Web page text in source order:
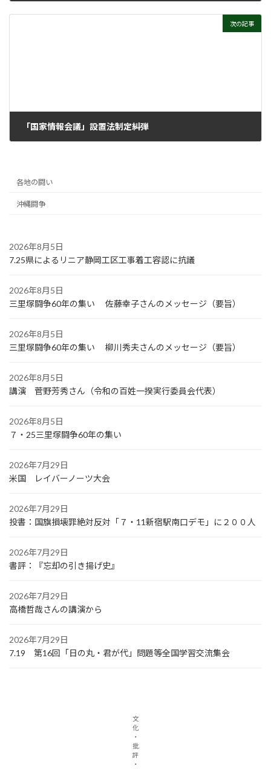
次の記事
「国家情報会議」設置法制定糾弾
各地の闘い
沖縄闘争
2026年8月5日
7.25県によるリニア静岡工区工事着工容認に抗議
2026年8月5日
三里塚闘争60年の集い 佐藤幸子さんのメッセージ（要旨）
2026年8月5日
三里塚闘争60年の集い 柳川秀夫さんのメッセージ（要旨）
2026年8月5日
講演 菅野芳秀さん（令和の百姓一揆実行委員会代表）
2026年8月5日
７・25三里塚闘争60年の集い
2026年7月29日
米国 レイバーノーツ大会
2026年7月29日
投書：国旗損壊罪絶対反対「７・11新宿駅南口デモ」に２００人
2026年7月29日
書評：『忘却の引き揚げ史』
2026年7月29日
高橋哲哉さんの講演から
2026年7月29日
7.19 第16回「日の丸・君が代」問題等全国学習交流集会
文
化
・
批
評
・